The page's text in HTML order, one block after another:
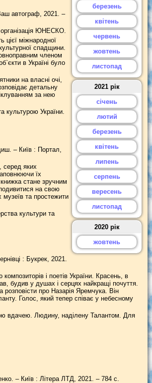
березень
квітень
червень
жовтень
листопад
2021 рік
січень
лютий
березень
квітень
липень
серпень
вересень
листопад
2020 рік
жовтень
автограф, 2021. –
організація ЮНЕСКО.
міжнародної
спадщини.
членом
в Україні було
на власні очі,
детальну
за нею
культурою України.
– Київ : Портал,
серед яких
їх
стане зручним
на свою
музеїв та простежити
культури та
: Букрек, 2021.
і поетів України. Красень, в
будив у душах і серцях найкращі почуття.
про Назарія Яремчука. Він
Голос, який тепер співає у небесному
вдачею. Людину, наділену Талантом. Для
– Київ : Літера ЛТД, 2021. – 784 с.